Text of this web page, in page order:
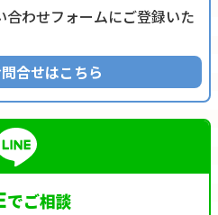
わせフォームにご登録いた
合せはこちら
でご相談